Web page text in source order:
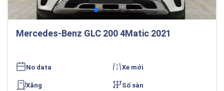
Mercedes-Benz GLC 200 4Matic 2021
No data Xe mới
Xăng Số sàn